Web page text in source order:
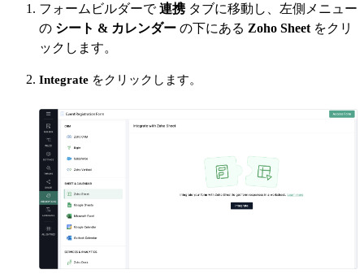
フォームビルダーで連携 タブに移動し、左側メニュー
の シート & カレンダー の下にある Zoho Sheet をクリ
ックします。
Integrate をクリックします。